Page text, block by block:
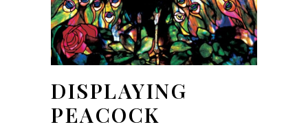
DISPLAYING
PEACOCK